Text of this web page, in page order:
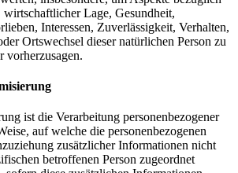
wirtschaftlicher Lage, Gesundheit,
Interessen, Zuverlässigkeit, Verhalten,
Ortswechsel dieser natürlichen Person zu
vorherzusagen.
ist die Verarbeitung personenbezogener
auf welche die personenbezogenen
zusätzlicher Informationen nicht
betroffenen Person zugeordnet